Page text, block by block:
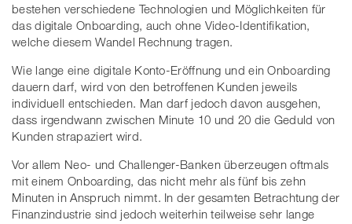
bestehen verschiedene Technologien und Möglichkeiten für
das digitale Onboarding, auch ohne Video-Identifikation,
welche diesem Wandel Rechnung tragen.
Wie lange eine digitale Konto-Eröffnung und ein Onboarding
dauern darf, wird von den betroffenen Kunden jeweils
individuell entschieden. Man darf jedoch davon ausgehen,
dass irgendwann zwischen Minute 10 und 20 die Geduld von
Kunden strapaziert wird.
Vor allem Neo- und Challenger-Banken überzeugen oftmals
mit einem Onboarding, das nicht mehr als fünf bis zehn
Minuten in Anspruch nimmt. In der gesamten Betrachtung der
Finanzindustrie sind jedoch weiterhin teilweise sehr lange